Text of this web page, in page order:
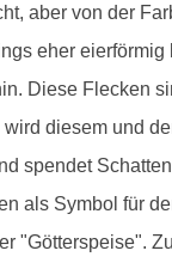
aber von der
eher
Diese Flecken
diesem und
spendet
als Symbol für
"Götterspeise".